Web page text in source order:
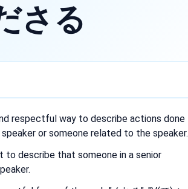
さる
respectful way to describe actions done
or someone related to the speaker.
describe that someone in a senior